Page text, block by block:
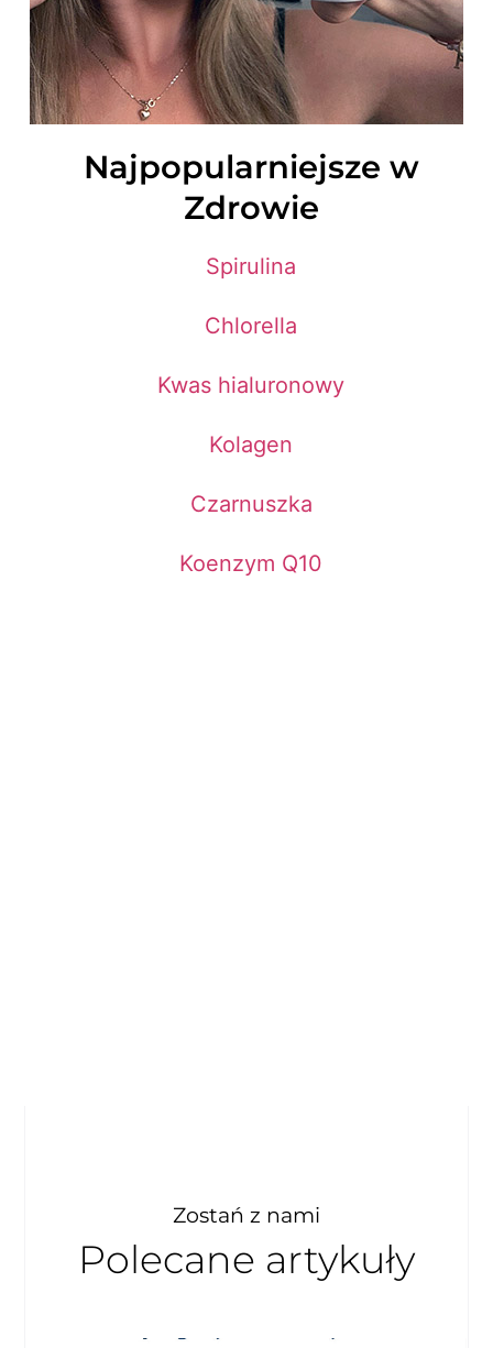
Najpopularniejsze w
Zdrowie
Spirulina
Chlorella
Kwas hialuronowy
Kolagen
Czarnuszka
Koenzym Q10
Zostań z nami
Polecane artykuły